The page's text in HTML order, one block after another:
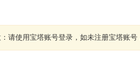
请使用宝塔账号登录，如未注册宝塔账号